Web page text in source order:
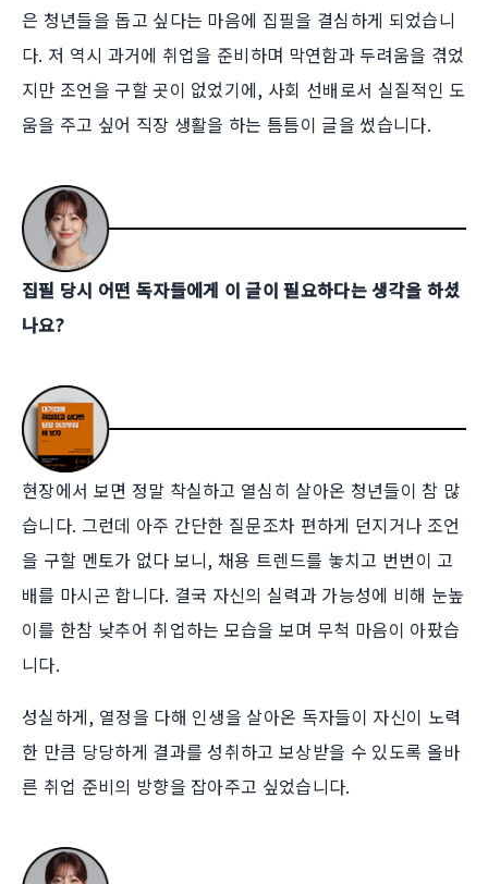
은 청년들을 돕고 싶다는 마음에 집필을 결심하게 되었습니
다. 저 역시 과거에 취업을 준비하며 막연함과 두려움을 겪었
지만 조언을 구할 곳이 없었기에, 사회 선배로서 실질적인 도
움을 주고 싶어 직장 생활을 하는 틈틈이 글을 썼습니다.
집필 당시 어떤 독자들에게 이 글이 필요하다는 생각을 하셨
나요?
현장에서 보면 정말 착실하고 열심히 살아온 청년들이 참 많
습니다. 그런데 아주 간단한 질문조차 편하게 던지거나 조언
을 구할 멘토가 없다 보니, 채용 트렌드를 놓치고 번번이 고
배를 마시곤 합니다. 결국 자신의 실력과 가능성에 비해 눈높
이를 한참 낮추어 취업하는 모습을 보며 무척 마음이 아팠습
니다.
성실하게, 열정을 다해 인생을 살아온 독자들이 자신이 노력
한 만큼 당당하게 결과를 성취하고 보상받을 수 있도록 올바
른 취업 준비의 방향을 잡아주고 싶었습니다.